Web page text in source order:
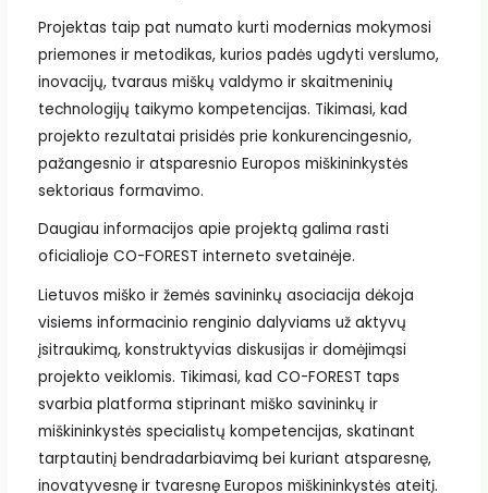
Projektas taip pat numato kurti modernias mokymosi
priemones ir metodikas, kurios padės ugdyti verslumo,
inovacijų, tvaraus miškų valdymo ir skaitmeninių
technologijų taikymo kompetencijas. Tikimasi, kad
projekto rezultatai prisidės prie konkurencingesnio,
pažangesnio ir atsparesnio Europos miškininkystės
sektoriaus formavimo.
Daugiau informacijos apie projektą galima rasti
oficialioje CO-FOREST interneto svetainėje.
Lietuvos miško ir žemės savininkų asociacija dėkoja
visiems informacinio renginio dalyviams už aktyvų
įsitraukimą, konstruktyvias diskusijas ir domėjimąsi
projekto veiklomis. Tikimasi, kad CO-FOREST taps
svarbia platforma stiprinant miško savininkų ir
miškininkystės specialistų kompetencijas, skatinant
tarptautinį bendradarbiavimą bei kuriant atsparesnę,
inovatyvesnę ir tvaresnę Europos miškininkystės ateitį.